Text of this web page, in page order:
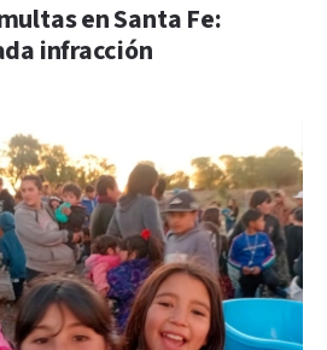
en Santa Fe:
infracción